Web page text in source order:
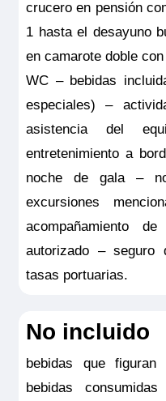
válido para
y deberá ser
momento de la
coberturas
solamente para
en la propia
seguro.
crucero en pensión
1 hasta el desayuno
en camarote doble
WC – bebidas
especiales) –
asistencia del
entretenimiento a
noche de gala –
excursiones
acompañamiento
autorizado – seguro
tasas portuarias.
No incluido
bebidas que
bebidas